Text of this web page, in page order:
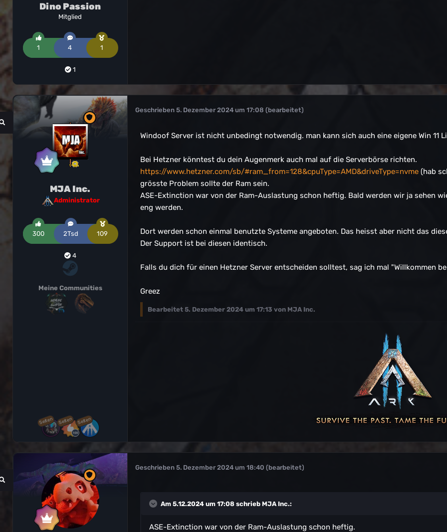
Dino Passion
Mitglied
1 4 1
1
MJA Inc.
Administrator
300 2Tsd 109
4
Meine Communities
Selten Selten Selten
Geschrieben 5. Dezember 2024 um 17:08 (bearbeitet)
Windoof Server ist nicht unbedingt notwendig. man kann sich auch eine eigene Win 11
Bei Hetzner könntest du dein Augenmerk auch mal auf die Serverbörse richten.
https://www.hetzner.com/sb/#ram_from=128&cpuType=AMD&driveType=nvme (hab
grösste Problem sollte der Ram sein.
ASE-Extinction war von der Ram-Auslastung schon heftig. Bald werden wir ja sehen
eng werden.
Dort werden schon einmal benutzte Systeme angeboten. Das heisst aber nicht das
Der Support ist bei diesen identisch.
Falls du dich für einen Hetzner Server entscheiden solltest, sag ich mal "Willkommen
Greez
Bearbeitet 5. Dezember 2024 um 17:13 von MJA Inc.
Geschrieben 5. Dezember 2024 um 18:40 (bearbeitet)
Am 5.12.2024 um 17:08 schrieb MJA Inc.:
ASE-Extinction war von der Ram-Auslastung schon heftig.